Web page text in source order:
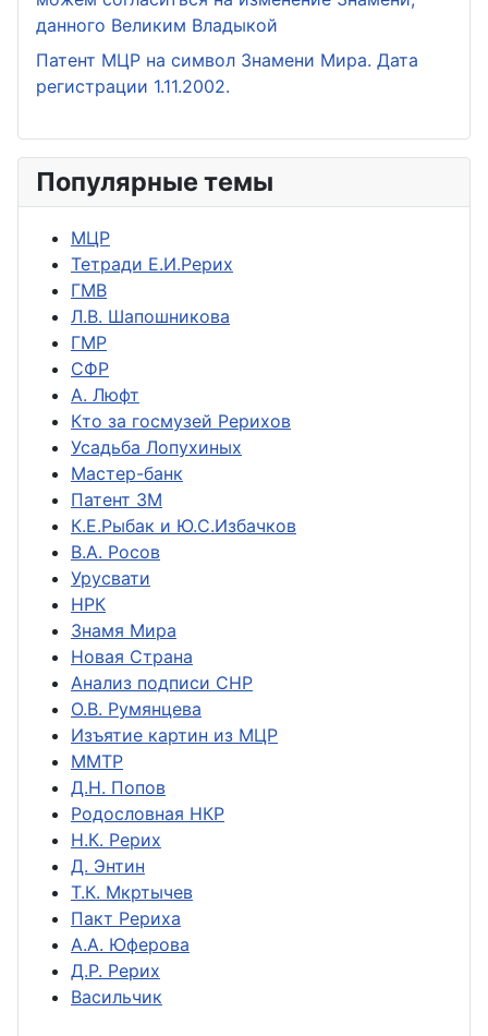
данного Великим Владыкой
Патент МЦР на символ Знамени Мира. Дата
регистрации 1.11.2002.
Популярные темы
МЦР
Тетради Е.И.Рерих
ГМВ
Л.В. Шапошникова
ГМР
СФР
А. Люфт
Кто за госмузей Рерихов
Усадьба Лопухиных
Мастер-банк
Патент ЗМ
К.Е.Рыбак и Ю.С.Избачков
В.А. Росов
Урусвати
НРК
Знамя Мира
Новая Страна
Анализ подписи СНР
О.В. Румянцева
Изъятие картин из МЦР
ММТР
Д.Н. Попов
Родословная НКР
Н.К. Рерих
Д. Энтин
Т.К. Мкртычев
Пакт Рериха
А.А. Юферова
Д.Р. Рерих
Васильчик